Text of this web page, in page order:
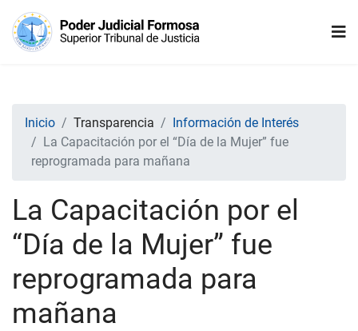
Inicio Transparencia
Información de Interés
La Capacitación por el “Día de la Mujer” fue
reprogramada para mañana
La Capacitación por el
“Día de la Mujer” fue
reprogramada para
mañana